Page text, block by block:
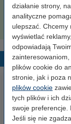
działanie strony,
analityczne
ulepszać. Chcemy
wyświetlać
odpowiadają
plików cookie do
stronie, jak i poza
plików cookie
tych plików i ich
swoje preferencje.
Jeśli się nie